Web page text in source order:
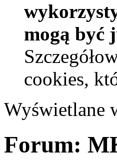
mogą być
cookies,
Wyświetlane
Forum: